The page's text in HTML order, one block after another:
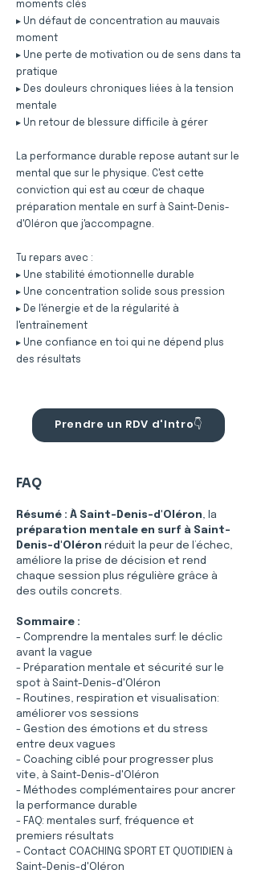
moments clés
▸ Un défaut de concentration au mauvais
moment
▸ Une perte de motivation ou de sens dans ta
pratique
▸ Des douleurs chroniques liées à la tension
mentale
▸ Un retour de blessure difficile à gérer
La performance durable repose autant sur le
mental que sur le physique. C'est cette
conviction qui est au cœur de chaque
préparation mentale en surf à Saint-Denis-
d'Oléron que j'accompagne.
Tu repars avec :
▸ Une stabilité émotionnelle durable
▸ Une concentration solide sous pression
▸ De l'énergie et de la régularité à
l'entraînement
▸ Une confiance en toi qui ne dépend plus
des résultats
Prendre un RDV d'Intro👇
FAQ
Résumé : À Saint-Denis-d'Oléron, la
préparation mentale en surf à Saint-
Denis-d'Oléron réduit la peur de l’échec,
améliore la prise de décision et rend
chaque session plus régulière grâce à
des outils concrets.
Sommaire :
- Comprendre la mentales surf: le déclic
avant la vague
- Préparation mentale et sécurité sur le
spot à Saint-Denis-d'Oléron
- Routines, respiration et visualisation:
améliorer vos sessions
- Gestion des émotions et du stress
entre deux vagues
- Coaching ciblé pour progresser plus
vite, à Saint-Denis-d'Oléron
- Méthodes complémentaires pour ancrer
la performance durable
- FAQ: mentales surf, fréquence et
premiers résultats
- Contact COACHING SPORT ET QUOTIDIEN à
Saint-Denis-d'Oléron